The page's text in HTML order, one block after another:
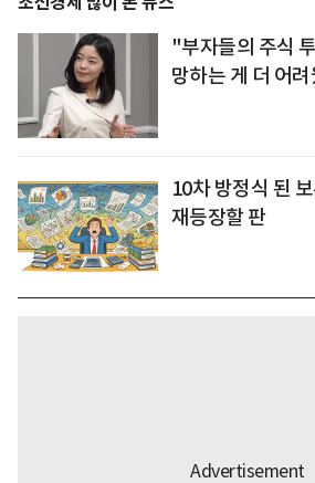
"부자들의 주식
망하는 게 더 어
10차 방정식 된
재등장할 판